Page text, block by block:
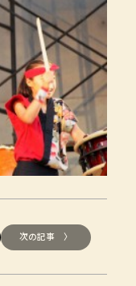
次の記事 〉